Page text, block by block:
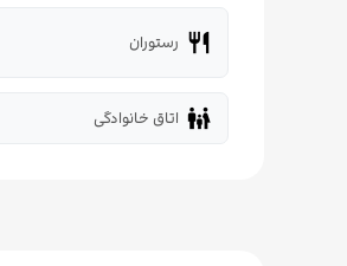
restaurant رستوران
family_restroom اتاق خانوادگی